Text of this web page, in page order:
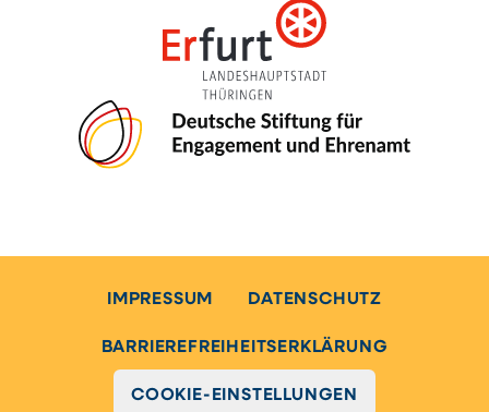
IMPRESSUM DATENSCHUTZ
BARRIEREFREIHEITSERKLÄRUNG
COOKIE-EINSTELLUNGEN